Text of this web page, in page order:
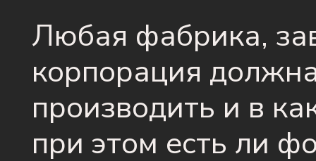
Любая фабрика,
корпорация
производить и в
при этом есть ли